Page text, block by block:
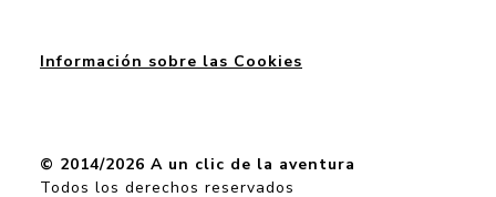
Información sobre las Cookies
© 2014/2026 A un clic de la aventura
Todos los derechos reservados